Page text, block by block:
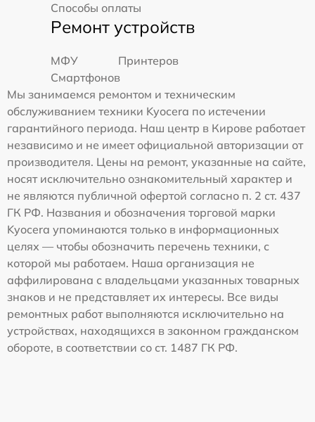
Способы оплаты
Ремонт устройств
МФУ
Принтеров
Смартфонов
Мы занимаемся ремонтом и техническим
обслуживанием техники Kyocera по истечении
гарантийного периода. Наш центр в Кирове работает
независимо и не имеет официальной авторизации от
производителя. Цены на ремонт, указанные на сайте,
носят исключительно ознакомительный характер и
не являются публичной офертой согласно п. 2 ст. 437
ГК РФ. Названия и обозначения торговой марки
Kyocera упоминаются только в информационных
целях — чтобы обозначить перечень техники, с
которой мы работаем. Наша организация не
аффилирована с владельцами указанных товарных
знаков и не представляет их интересы. Все виды
ремонтных работ выполняются исключительно на
устройствах, находящихся в законном гражданском
обороте, в соответствии со ст. 1487 ГК РФ.